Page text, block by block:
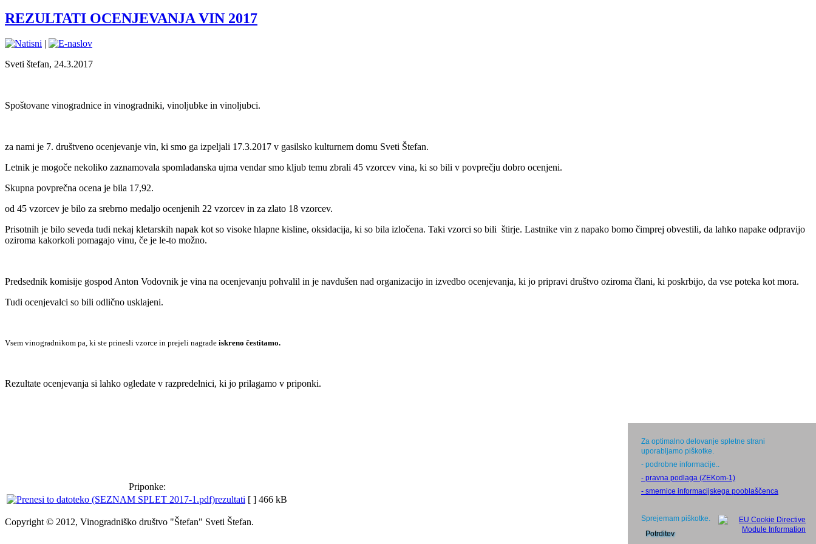
REZULTATI OCENJEVANJA VIN 2017
|
Sveti štefan, 24.3.2017
Spoštovane vinogradnice in vinogradniki, vinoljubke in vinoljubci.
za nami je 7. društveno ocenjevanje vin, ki smo ga izpeljali 17.3.2017 v gasilsko kulturnem domu Sveti Štefan.
Letnik je mogoče nekoliko zaznamovala spomladanska ujma vendar smo kljub temu zbrali 45 vzorcev vina, ki so bili v povprečju dobro ocenjeni.
Skupna povprečna ocena je bila 17,92.
od 45 vzorcev je bilo za srebrno medaljo ocenjenih 22 vzorcev in za zlato 18 vzorcev.
Prisotnih je bilo seveda tudi nekaj kletarskih napak kot so visoke hlapne kisline, oksidacija, ki so bila izločena. Taki vzorci so bili štirje. Lastnike vin z napako bomo čimprej obvestili, da lahko napake odpravijo
oziroma kakorkoli pomagajo vinu, če je le-to možno.
Predsednik komisije gospod Anton Vodovnik je vina na ocenjevanju pohvalil in je navdušen nad organizacijo in izvedbo ocenjevanja, ki jo pripravi društvo oziroma člani, ki poskrbijo, da vse poteka kot mora.
Tudi ocenjevalci so bili odlično usklajeni.
Vsem vinogradnikom pa, ki ste prinesli vzorce in prejeli nagrade iskreno čestitamo.
Rezultate ocenjevanja si lahko ogledate v razpredelnici, ki jo prilagamo v priponki.
Priponke:
rezultati [ ] 466 kB
Copyright © 2012, Vinogradniško društvo "Štefan" Sveti Štefan.
Za optimalno delovanje spletne strani
uporabljamo piškotke.
- podrobne informacije..
- pravna podlaga (ZEKom-1)
- smernice informacijskega pooblaščenca
Sprejemam piškotke.
Potrditev